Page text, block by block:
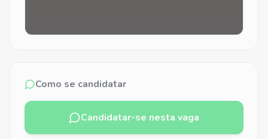
Como se candidatar
Candidatar-se nesta vaga